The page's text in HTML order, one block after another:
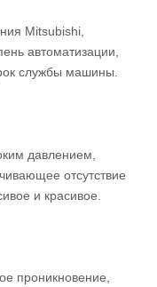
Mitsubishi,
автоматизации,
службы машины.
давлением,
отсутствие
и красивое.
проникновение,